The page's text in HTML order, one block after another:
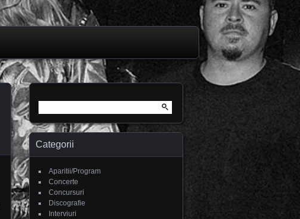
Categorii
Aparitii/Program
Concerte
Concursuri
Discografie
Interviuri